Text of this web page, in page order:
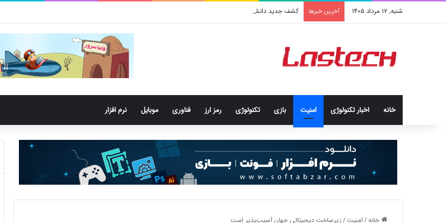
شنبه, 17 مرداد 1405 آخرین خبرها کشف جدید دانشمندان: برخی باکتری‌های دهان می‌توانند خطر ابتلا به آلزایمر را افزایش دهند
خانه اخبار تکنولوژی امنيت بازی تکنولوژی رمز ارز فناوری موبایل نرم افزار
خانه/امنيت/زیرساخت دیجیتالی جهان آسیب‌پذیر است